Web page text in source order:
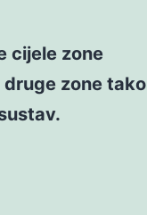
cijele zone
zone tako